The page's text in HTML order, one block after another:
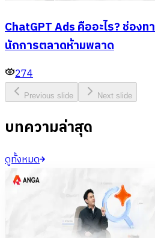
ChatGPT Ads คืออะไร? ช่อง
นักการตลาดห้ามพลาด
274
Previous slide Next slide
บทความล่าสุด
ดูทั้งหมด